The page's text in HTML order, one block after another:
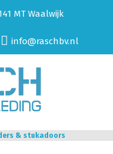
MT Waalwijk
info@raschbv.nl
& stukadoors